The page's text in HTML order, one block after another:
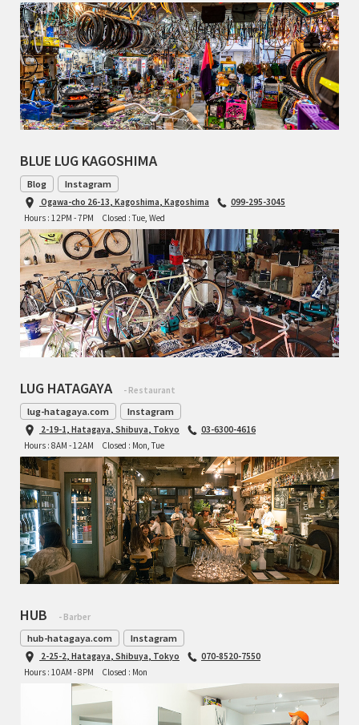
TOMII CYCLES
UNVER
WILDE
BLUE LUG KAGOSHIMA
Blog Instagram
Ogawa-cho 26-13, Kagoshima, Kagoshima
099-295-3045
Hours : 12PM - 7PM
Closed : Tue, Wed
LUG HATAGAYA - Restaurant
lug-hatagaya.com Instagram
2-19-1, Hatagaya, Shibuya, Tokyo
03-6300-4616
Hours : 8AM - 12AM
Closed : Mon, Tue
HUB - Barber
hub-hatagaya.com Instagram
2-25-2, Hatagaya, Shibuya, Tokyo
070-8520-7550
Hours : 10AM - 8PM
Closed : Mon